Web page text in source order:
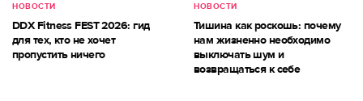
НОВОСТИ
DDX Fitness FEST 2026: гид
для тех, кто не хочет
пропустить ничего
НОВОСТИ
Тишина как роскошь: почему
нам жизненно необходимо
выключать шум и
возвращаться к себе